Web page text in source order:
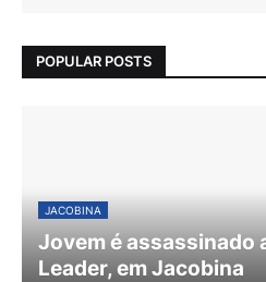
POPULAR POSTS
JACOBINA
Jovem é assassinado
Leader, em Jacobina